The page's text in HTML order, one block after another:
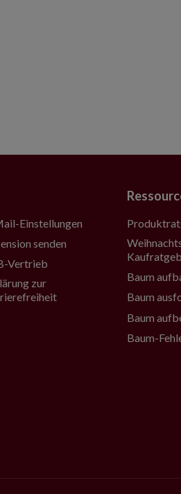
Einstellungen
senden
Vertrieb
zur
Baum
Baum
Baum
Baum-